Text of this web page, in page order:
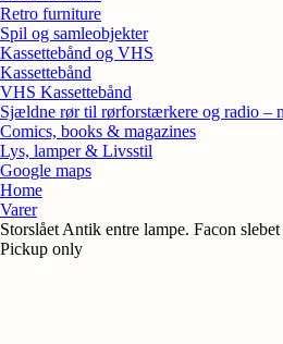
Retro furniture
Spil og samleobjekter
Kassettebånd og VHS
Kassettebånd
VHS Kassettebånd
Sjældne rør til rørforstærkere og radio –
Comics, books & magazines
Lys, lamper & Livsstil
Google maps
Home
Varer
Storslået Antik entre lampe. Facon
Pickup only